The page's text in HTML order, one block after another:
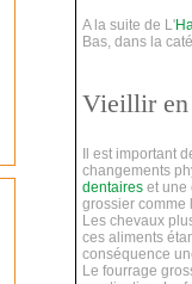
A la suite de L'
Bas, dans la
Vieillir en
Il est important
changements
dentaires et une
grossier comme
Les chevaux
ces aliments
conséquence
Le fourrage